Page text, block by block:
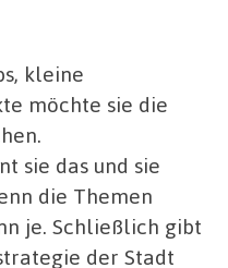
kleine
möchte sie die
sie das und sie
die Themen
je. Schließlich gibt
der Stadt